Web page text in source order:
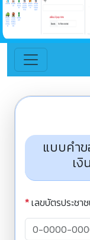
แบบคำ
เ
*เลขบัตรประชา